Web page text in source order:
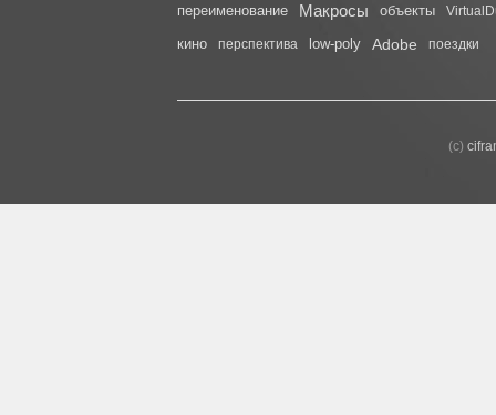
переименование Макросы объекты
кино перспектива low-poly Adobe поездки
(с)